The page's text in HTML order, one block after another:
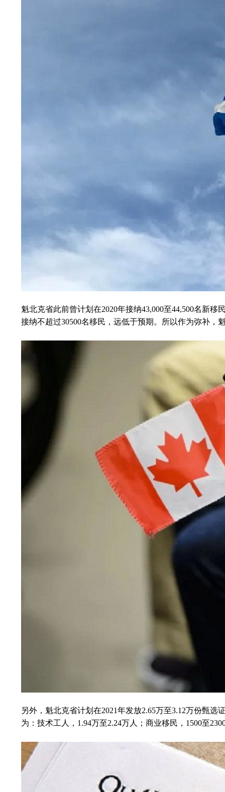
魁北克省此前曾计划在2020年接纳43,000至44,500名新
接纳不超过30500名移民，远低于预期。所以作为弥补，
另外，魁北克省计划在2021年发放2.65万至3.12万份甄选
为：技术工人，1.94万至2.24万人；商业移民，1500至